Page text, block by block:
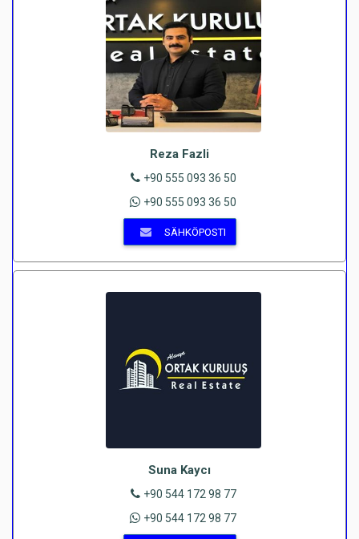
Reza Fazli
+90 555 093 36 50
+90 555 093 36 50
SÄHKÖPOSTI
Suna Kaycı
+90 544 172 98 77
+90 544 172 98 77